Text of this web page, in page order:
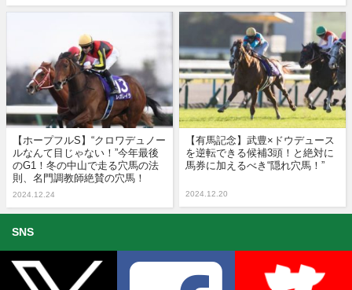
【ホープフルS】“クロワデュノー
ルなんて目じゃない！”今年最後
のG1！冬の中山で走る穴馬の法
則、名門調教師絶賛の穴馬！
2024.12.24
【有馬記念】武豊×ドウデュース
を逆転できる候補3頭！と絶対に
馬券に加えるべき“隠れ穴馬！”
2024.12.20
SNS